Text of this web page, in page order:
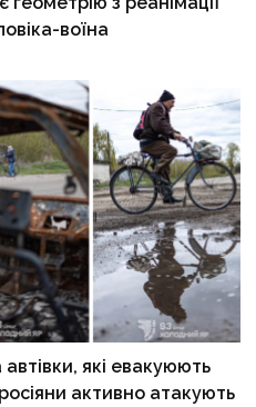
воїна
які евакуюють
активно атакують